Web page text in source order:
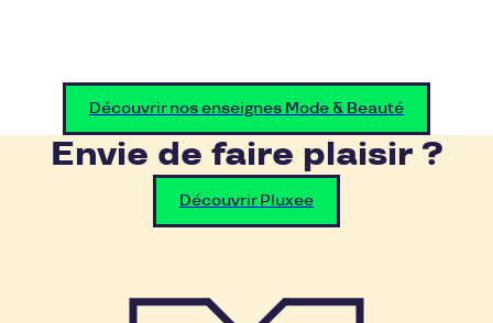
Découvrir nos enseignes Mode & Beauté
Envie de faire plaisir ?
Découvrir Pluxee